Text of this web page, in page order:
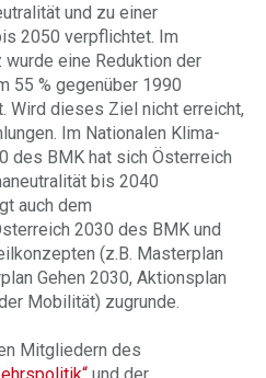
und zu einer
2050 verpflichtet. Im
eine Reduktion der
55 % gegenüber 1990
Wird dieses Ziel nicht erreicht,
Im Nationalen Klima-
des BMK hat sich Österreich
bis 2040
auch dem
2030 des BMK und
(z.B. Masterplan
Gehen 2030, Aktionsplan
Mobilität) zugrunde.
Mitgliedern des